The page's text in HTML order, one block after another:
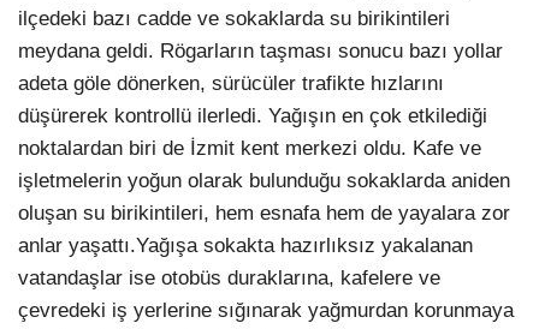
ilçedeki bazı cadde ve sokaklarda su birikintileri
meydana geldi. Rögarların taşması sonucu bazı yollar
adeta göle dönerken, sürücüler trafikte hızlarını
düşürerek kontrollü ilerledi. Yağışın en çok etkilediği
noktalardan biri de İzmit kent merkezi oldu. Kafe ve
işletmelerin yoğun olarak bulunduğu sokaklarda aniden
oluşan su birikintileri, hem esnafa hem de yayalara zor
anlar yaşattı.Yağışa sokakta hazırlıksız yakalanan
vatandaşlar ise otobüs duraklarına, kafelere ve
çevredeki iş yerlerine sığınarak yağmurdan korunmaya